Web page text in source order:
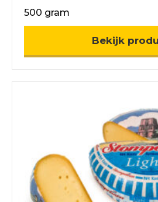
500 gram
Bekijk